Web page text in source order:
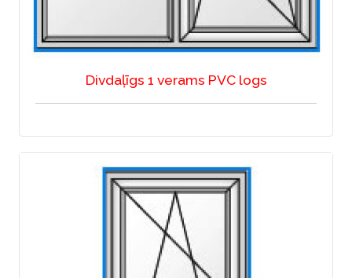
Divdaļīgs 1 verams PVC logs